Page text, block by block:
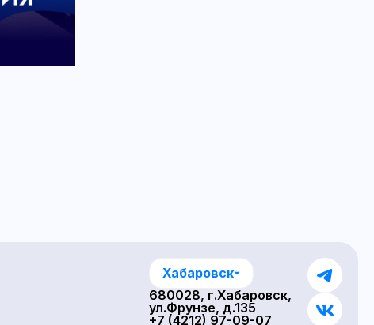
Хабаровск
680028, г.Хабаровск,
ул.Фрунзе, д.135
+7 (4212) 97-09-07